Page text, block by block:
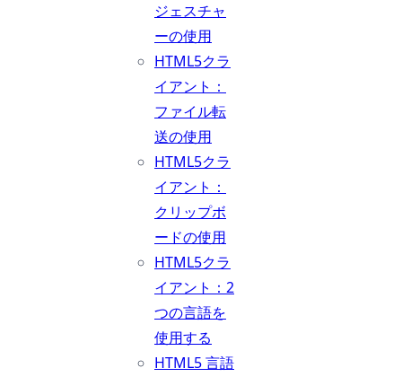
ジェスチャ
ーの使用
HTML5クラ
イアント：
ファイル転
送の使用
HTML5クラ
イアント：
クリップボ
ードの使用
HTML5クラ
イアント：2
つの言語を
使用する
HTML5 言語